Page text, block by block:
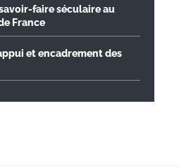
faire séculaire au
France
et encadrement des